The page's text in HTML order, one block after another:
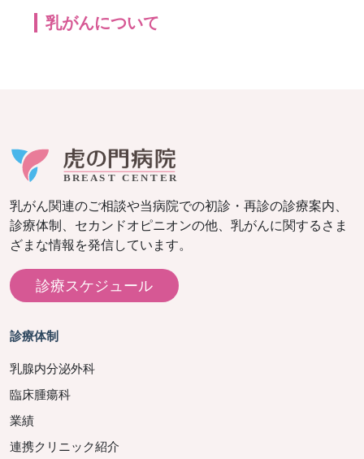
乳がんについて
乳がん関連のご相談や当病院での初診・再診の診療案内、
診療体制、セカンドオピニオンの他、乳がんに関するさま
ざまな情報を発信しています。
診療スケジュール
診療体制
乳腺内分泌外科
臨床腫瘍科
業績
連携クリニック紹介